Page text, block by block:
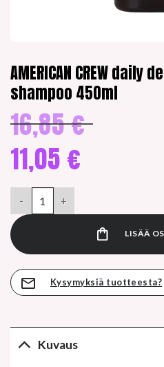
AMERICAN CREW
shampoo 450ml
16,85€ hinta
11,05 €
hinta
on:
11,05 €.
LISÄÄ
Kysymyksiä tuotteesta?
Kuvaus